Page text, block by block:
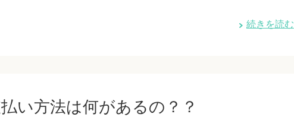
続きを読む
い方法は何があるの？？